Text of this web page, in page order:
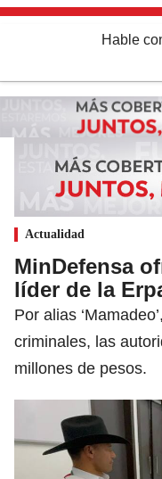
Hable
Actualidad
MinDefensa
líder de la
Por alias
criminales, las
millones de pesos.